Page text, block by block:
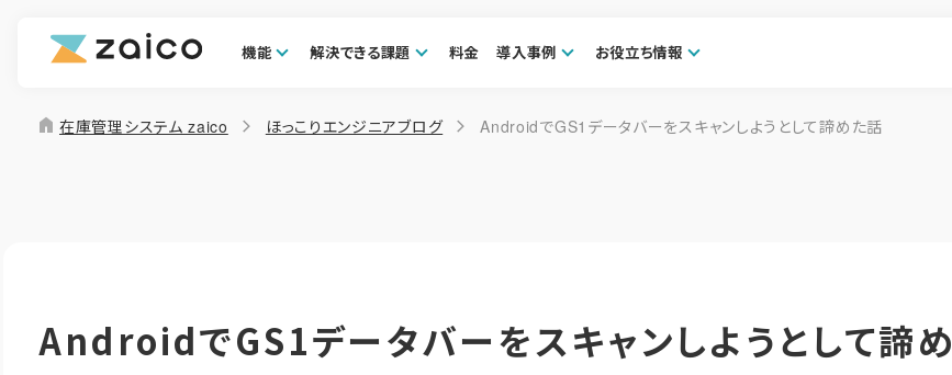
機能 解決できる課題 料金 導入事例 お役立ち情報
home 在庫管理システム zaico ほっこりエンジニアブログ AndroidでGS1データバーをスキャンしようとして諦めた話
AndroidでGS1データバーをスキャンしようとして諦め